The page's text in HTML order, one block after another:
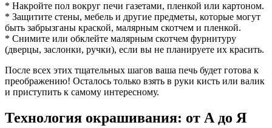
* Накройте пол вокруг печи газетами, пленкой или картоном.
* Защитите стены, мебель и другие предметы, которые могут
быть забрызганы краской, малярным скотчем и пленкой.
* Снимите или обклейте малярным скотчем фурнитуру
(дверцы, заслонки, ручки), если вы не планируете их красить.
После всех этих тщательных шагов ваша печь будет готова к
преображению! Осталось только взять в руки кисть или валик
и приступить к самому интересному.
Технология окрашивания: от А до Я